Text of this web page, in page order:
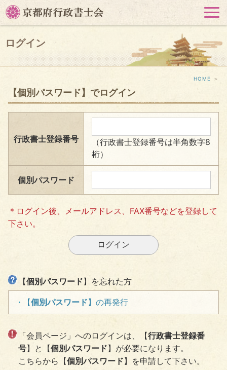
HOME ＞
【個別パスワード】でログイン
行政書士登録番号
（行政書士登録番号は半角数字8
桁）
個別パスワード
＊ログイン後、メールアドレス、FAX番号などを登録して
下さい。
【個別パスワード】を忘れた方
【個別パスワード】の再発行
「会員ページ」へのログインは、【行政書士登録番
号】と【個別パスワード】が必要になります。
こちらから【個別パスワード】を申請して下さい。